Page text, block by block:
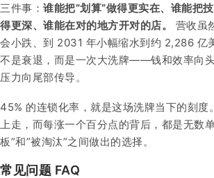
三件事： 谁能把”划算”做得更实在、谁能把
得更深、谁能在对的地方开对的店。
营收虽
会小跌、到 2031 年小幅缩水到约 2,286 亿
不是衰退，而是一次大洗牌——钱和效率向头
压力向尾部传导。
45% 的连锁化率，就是这场洗牌当下的刻度
上走，而每涨一个百分点的背后，都是无数
板”和”被淘汰”之间做出的选择。
常见问题 FAQ